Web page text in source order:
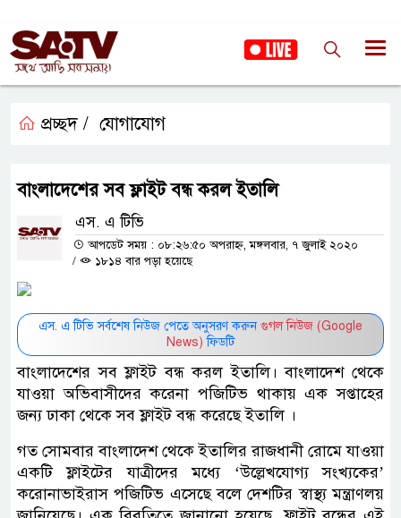
প্রচ্ছদ / যোগাযোগ
বাংলাদেশের সব ফ্লাইট বন্ধ করল ইতালি
এস. এ টিভি
আপডেট সময় : ০৮:২৬:৫০ অপরাহ্ন, মঙ্গলবার, ৭ জুলাই ২০২০
/
১৮১৪ বার পড়া হয়েছে
এস. এ টিভি সর্বশেষ নিউজ পেতে অনুসরণ করুন গুগল নিউজ (Google
News) ফিডটি
বাংলাদেশের সব ফ্লাইট বন্ধ করল ইতালি। বাংলাদেশ থেকে
যাওয়া অভিবাসীদের করেনা পজিটিভ থাকায় এক সপ্তাহের
জন্য ঢাকা থেকে সব ফ্লাইট বন্ধ করেছে ইতালি ।
গত সোমবার বাংলাদেশ থেকে ইতালির রাজধানী রোমে যাওয়া
একটি ফ্লাইটের যাত্রীদের মধ্যে ‘উল্লেখযোগ্য সংখ্যকের’
করোনাভাইরাস পজিটিভ এসেছে বলে দেশটির স্বাস্থ্য মন্ত্রাণলয়